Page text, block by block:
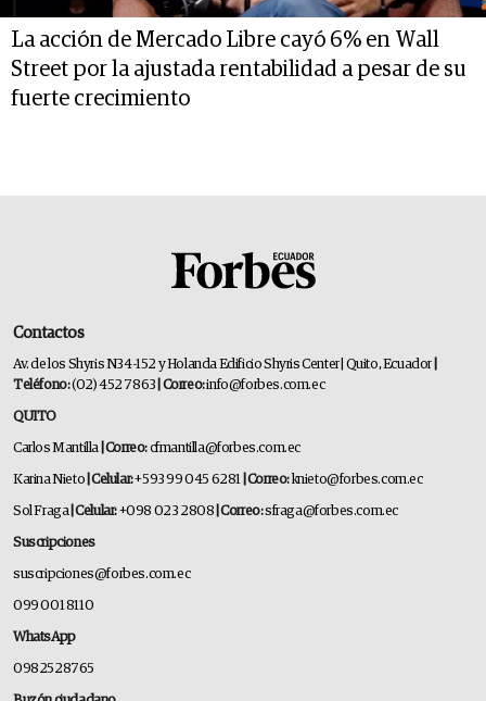
La acción de Mercado Libre cayó 6% en Wall
Street por la ajustada rentabilidad a pesar de su
fuerte crecimiento
Contactos
Av. de los Shyris N34-152 y Holanda Edificio Shyris Center | Quito, Ecuador
Teléfono:(02) 452 7863 | Correo:info@forbes.com.ec
QUITO
Carlos Mantilla | Correo:cfmantilla@forbes.com.ec
Karina Nieto | Celular:+593 99 045 6281 | Correo:knieto@forbes.com.ec
Sol Fraga| Celular:+098 023 2808 | Correo:sfraga@forbes.com.ec
Suscripciones
suscripciones@forbes.com.ec
099 001 8110
WhatsApp
0982528765